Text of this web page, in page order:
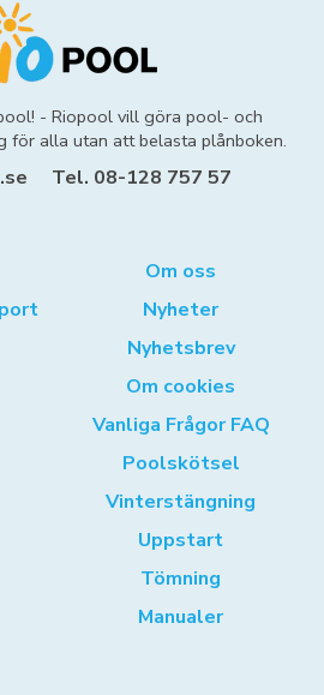
- Riopool vill göra pool- och
för alla utan att belasta plånboken.
Tel. 08-128 757 57
Om oss
Nyheter
Nyhetsbrev
Om cookies
Vanliga Frågor FAQ
Poolskötsel
Vinterstängning
Uppstart
Tömning
Manualer